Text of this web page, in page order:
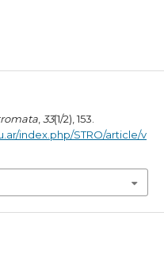
,33(1/2), 153.
index.php/STRO/article/v